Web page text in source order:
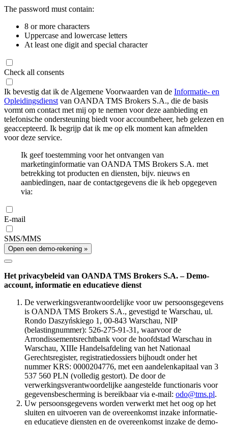
The password must contain:
8 or more characters
Uppercase and lowercase letters
At least one digit and special character
Check all consents
Ik bevestig dat ik de Algemene Voorwaarden van de Informatie- en
Opleidingsdienst van OANDA TMS Brokers S.A., die de basis
vormt om contact met mij op te nemen voor deze aanbieding en
telefonische ondersteuning biedt voor accountbeheer, heb gelezen en
geaccepteerd. Ik begrijp dat ik me op elk moment kan afmelden
voor deze service.
Ik geef toestemming voor het ontvangen van
marketinginformatie van OANDA TMS Brokers S.A. met
betrekking tot producten en diensten, bijv. nieuws en
aanbiedingen, naar de contactgegevens die ik heb opgegeven
via:
E-mail
SMS/MMS
Open een demo-rekening »
Het privacybeleid van OANDA TMS Brokers S.A. – Demo-
account, informatie en educatieve dienst
De verwerkingsverantwoordelijke voor uw persoonsgegevens
is OANDA TMS Brokers S.A., gevestigd te Warschau, ul.
Rondo Daszyńskiego 1, 00-843 Warschau, NIP
(belastingnummer): 526-275-91-31, waarvoor de
Arrondissementsrechtbank voor de hoofdstad Warschau in
Warschau, XIIIe Handelsafdeling van het Nationaal
Gerechtsregister, registratiedossiers bijhoudt onder het
nummer KRS: 0000204776, met een aandelenkapitaal van 3
537 560 PLN (volledig gestort). De door de
verwerkingsverantwoordelijke aangestelde functionaris voor
gegevensbescherming is bereikbaar via e-mail: odo@tms.pl.
Uw persoonsgegevens worden verwerkt met het oog op het
sluiten en uitvoeren van de overeenkomst inzake informatie-
en educatieve diensten en de overeenkomst inzake de demo-